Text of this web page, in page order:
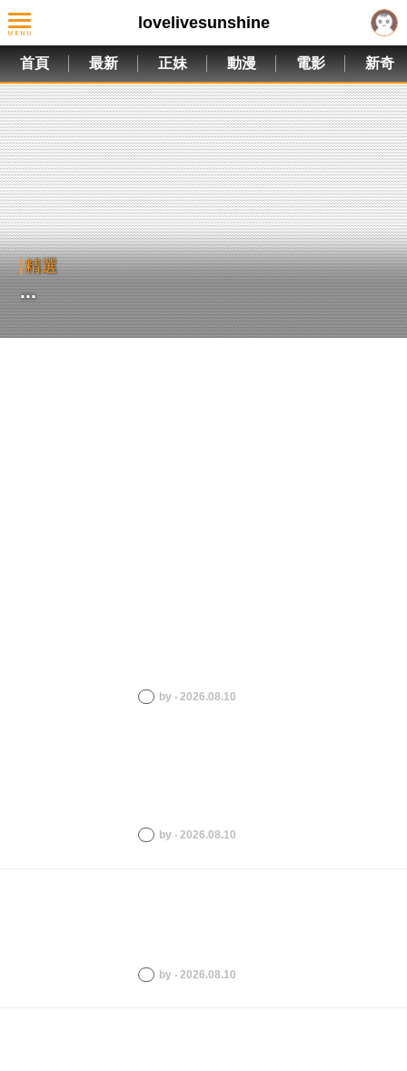
lovelivesunshine
首頁 最新 正妹 動漫 電影 新奇
精選
by ‧ 2026.08.10
by ‧ 2026.08.10
by ‧ 2026.08.10